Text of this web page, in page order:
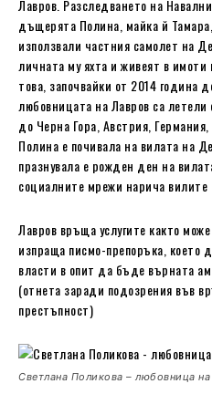
Лавров. Разследването на
дъщерята Полина, майка й
използвали частния самолет на
личната му яхта и живеят в имоти
това, започвайки от 2014 година
любовницата на Лавров са летели
до Черна Гора, Австрия,
Полина е почивала на вилата на
празнувала е рожден ден на
социалните мрежи нарича вилите
Лавров връща услугите както
изпраща писмо-препоръка, което
власти в опит да бъде върната
(отнета заради подозрения във
престъпност)
Светлана Поликова – любовница